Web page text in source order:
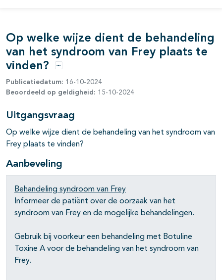
Op welke wijze dient de behandeling
van het syndroom van Frey plaats te
vinden?
Opties
Publicatiedatum: 16-10-2024
Beoordeeld op geldigheid: 15-10-2024
Uitgangsvraag
Op welke wijze dient de behandeling van het syndroom van
Frey plaats te vinden?
Aanbeveling
Behandeling syndroom van Frey
Informeer de patiënt over de oorzaak van het
syndroom van Frey en de mogelijke behandelingen.
Gebruik bij voorkeur een behandeling met Botuline
Toxine A voor de behandeling van het syndroom van
Frey.